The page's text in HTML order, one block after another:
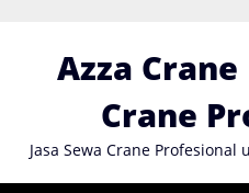
contentAzza Crane
Crane
Jasa Sewa Crane